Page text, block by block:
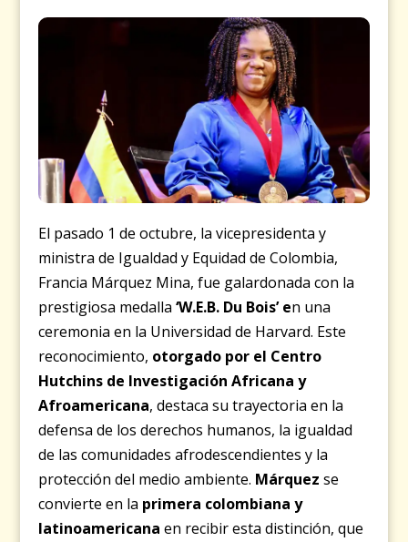
El pasado 1 de octubre, la vicepresidenta y
ministra de Igualdad y Equidad de Colombia,
Francia Márquez Mina, fue galardonada con la
prestigiosa medalla ‘W.E.B. Du Bois’ en una
ceremonia en la Universidad de Harvard. Este
reconocimiento, otorgado por el Centro
Hutchins de Investigación Africana y
Afroamericana, destaca su trayectoria en la
defensa de los derechos humanos, la igualdad
de las comunidades afrodescendientes y la
protección del medio ambiente. Márquez se
convierte en la primera colombiana y
latinoamericana en recibir esta distinción, que